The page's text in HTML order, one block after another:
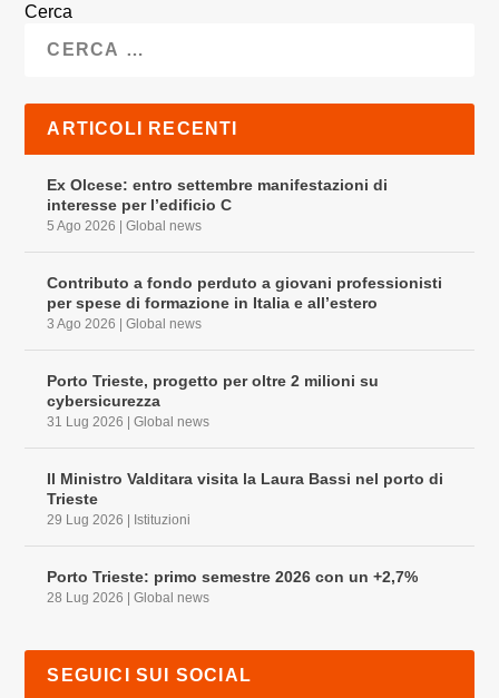
Cerca
ARTICOLI RECENTI
Ex Olcese: entro settembre manifestazioni di
interesse per l’edificio C
5 Ago 2026 |Global news
Contributo a fondo perduto a giovani professionisti
per spese di formazione in Italia e all’estero
3 Ago 2026 |Global news
Porto Trieste, progetto per oltre 2 milioni su
cybersicurezza
31 Lug 2026 |Global news
Il Ministro Valditara visita la Laura Bassi nel porto di
Trieste
29 Lug 2026 | Istituzioni
Porto Trieste: primo semestre 2026 con un +2,7%
28 Lug 2026 |Global news
SEGUICI SUI SOCIAL